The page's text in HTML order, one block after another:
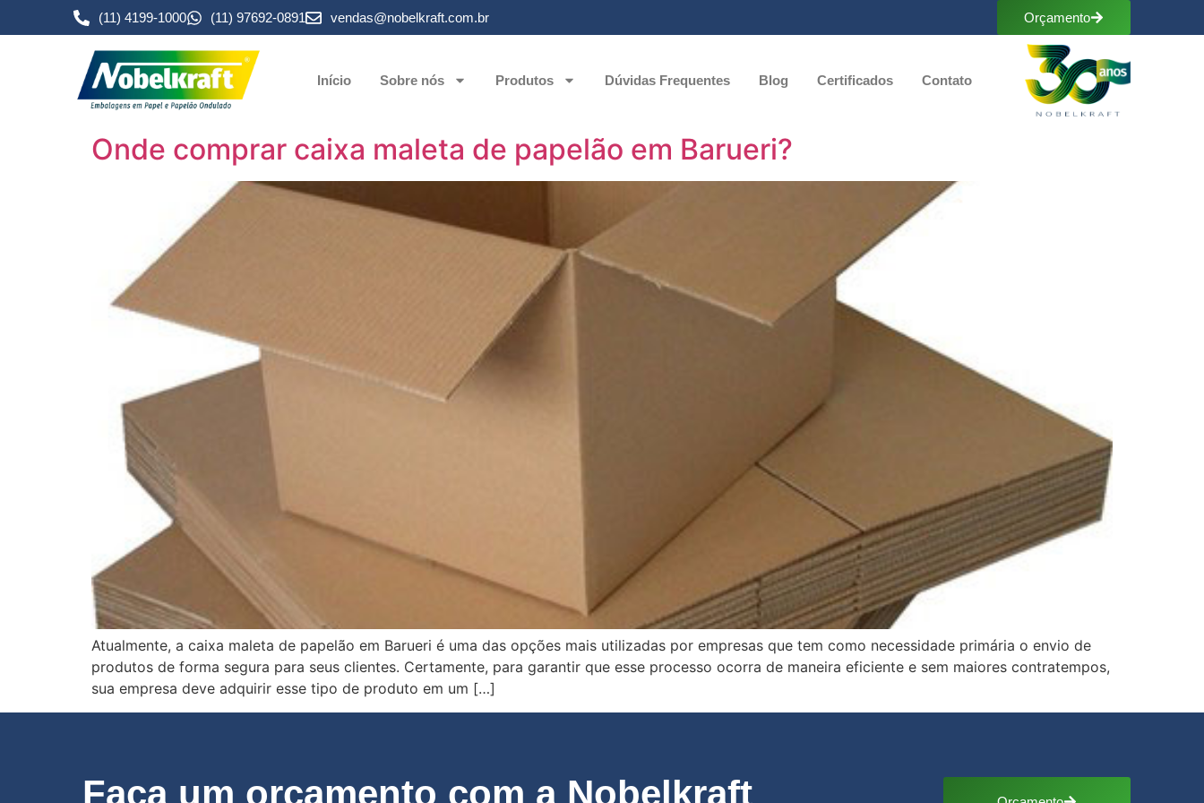
(11) 4199-1000 (11) 97692-0891 vendas@nobelkraft.com.br Orçamento
Início Sobre nós Produtos Dúvidas Frequentes Blog Certificados Contato
Onde comprar caixa maleta de papelão em Barueri?
Atualmente, a caixa maleta de papelão em Barueri é uma das opções mais utilizadas por empresas que tem como necessidade primária o envio de
produtos de forma segura para seus clientes. Certamente, para garantir que esse processo ocorra de maneira eficiente e sem maiores contratempos,
sua empresa deve adquirir esse tipo de produto em um […]
Faça um orçamento com a Nobelkraft